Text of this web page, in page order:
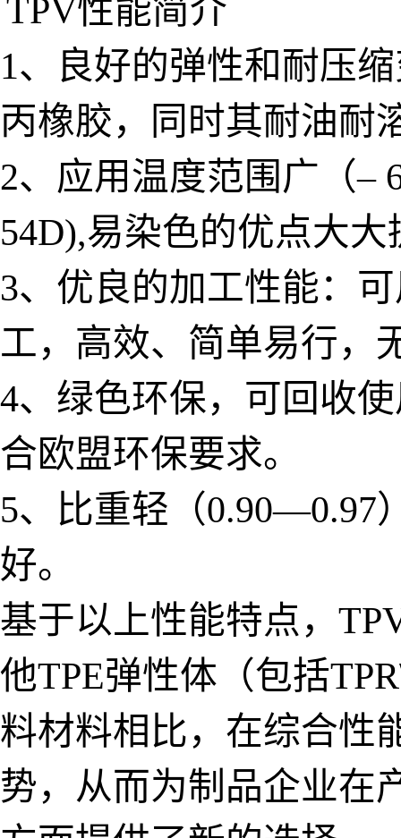
TPV性能简介
1、良好的弹性和耐压
丙橡胶，同时其耐油耐
2、应用温度范围广（
54D),易染色的优点大
3、优良的加工性能：
工，高效、简单易行，
4、绿色环保，可回收
合欧盟环保要求。
5、比重轻（0.90—0.97
好。
基于以上性能特点，
他TPE弹性体（包括
料材料相比，在综合性
势，从而为制品企业在